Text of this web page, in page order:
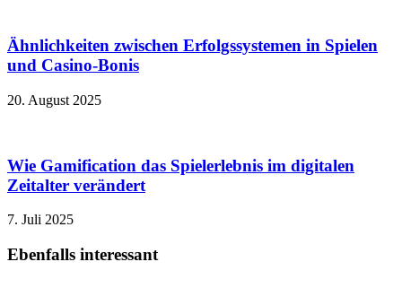
Ähnlichkeiten zwischen Erfolgssystemen in Spielen
und Casino‑Bonis
20. August 2025
Wie Gamification das Spielerlebnis im digitalen
Zeitalter verändert
7. Juli 2025
Ebenfalls interessant